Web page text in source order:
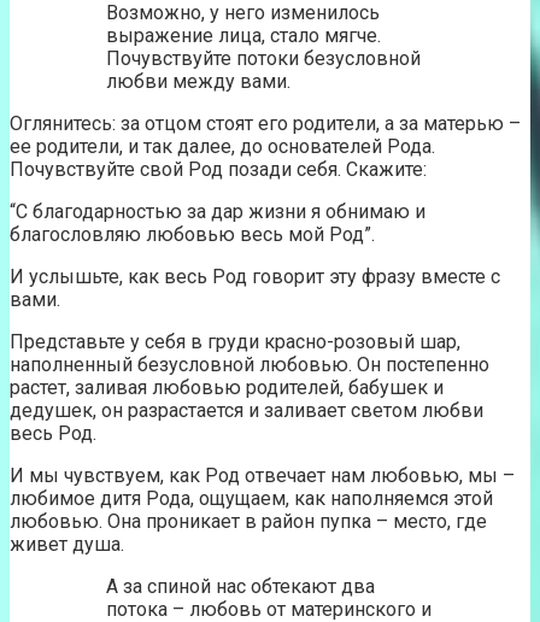
Возможно, у него изменилось
выражение лица, стало мягче.
Почувствуйте потоки безусловной
любви между вами.
Оглянитесь: за отцом стоят его родители, а за матерью –
ее родители, и так далее, до основателей Рода.
Почувствуйте свой Род позади себя. Скажите:
“С благодарностью за дар жизни я обнимаю и
благословляю любовью весь мой Род”.
И услышьте, как весь Род говорит эту фразу вместе с
вами.
Представьте у себя в груди красно-розовый шар,
наполненный безусловной любовью. Он постепенно
растет, заливая любовью родителей, бабушек и
дедушек, он разрастается и заливает светом любви
весь Род.
И мы чувствуем, как Род отвечает нам любовью, мы –
любимое дитя Рода, ощущаем, как наполняемся этой
любовью. Она проникает в район пупка – место, где
живет душа.
А за спиной нас обтекают два
потока – любовь от материнского и